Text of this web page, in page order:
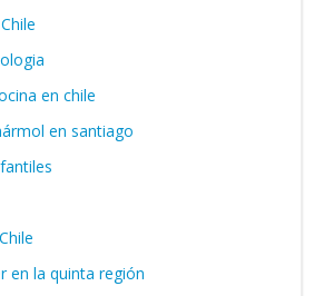
en chile
en santiago
en la quinta región